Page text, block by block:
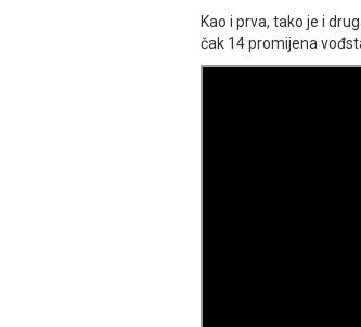
Kao i prva, tako je i
čak 14 promijena